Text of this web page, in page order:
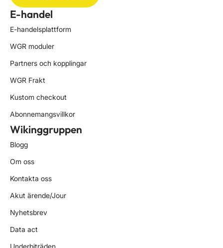
E-handel
E-handelsplattform
WGR moduler
Partners och kopplingar
WGR Frakt
Kustom checkout
Abonnemangsvillkor
Wikinggruppen
Blogg
Om oss
Kontakta oss
Akut ärende/Jour
Nyhetsbrev
Data act